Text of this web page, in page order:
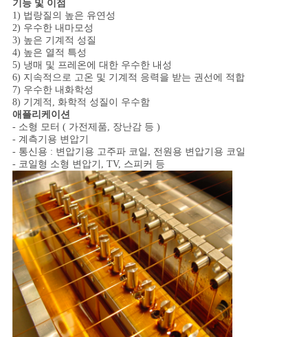
뉴
스
인
용
문
을
요
구
하
세
요
기능 및 이점
1) 법랑질의 높은 유연성
2) 우수한 내마모성
3) 높은 기계적 성질
4) 높은 열적 특성
5) 냉매 및 프레온에 대한 우수한 내성
6) 지속적으로 고온 및 기계적 응력을 받는 권선에 적합
7) 우수한 내화학성
8) 기계적, 화학적 성질이 우수함
애플리케이션
- 소형 모터 ( 가전제품, 장난감 등 )
- 계측기용 변압기
- 통신용 : 변압기용 고주파 코일, 전원용 변압기용 코일
- 코일형 소형 변압기, TV, 스피커 등